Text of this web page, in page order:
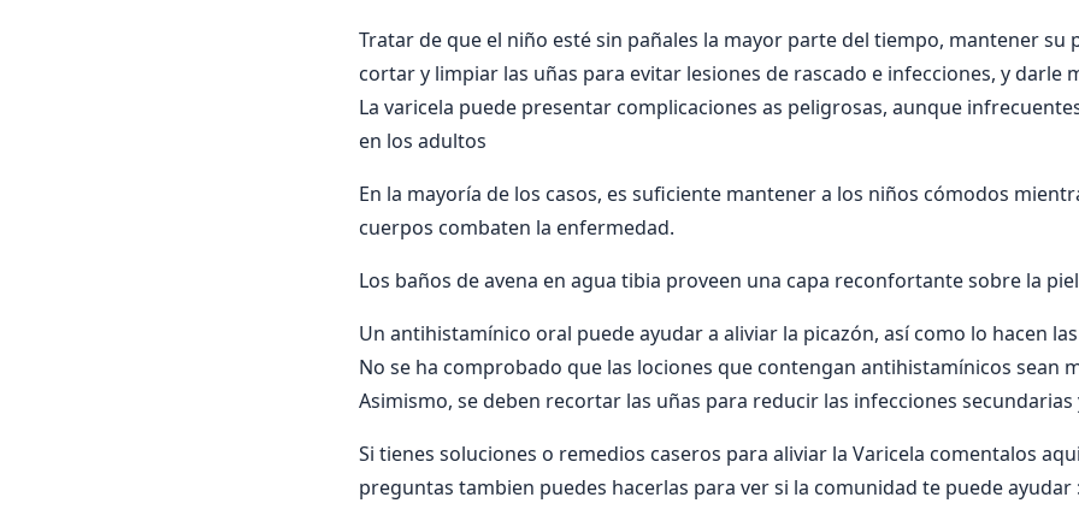
Tratar de que el niño esté sin pañales la mayor parte del tiempo, mantener su
cortar y limpiar las uñas para evitar lesiones de rascado e infecciones, y darle
La varicela puede presentar complicaciones as peligrosas, aunque
en los adultos
En la mayoría de los casos, es suficiente mantener a los niños cómodos
cuerpos combaten la enfermedad.
Los baños de avena en agua tibia proveen una capa reconfortante sobre la
Un antihistamínico oral puede ayudar a aliviar la picazón, así como lo hacen
No se ha comprobado que las lociones que contengan antihistamínicos sean
Asimismo, se deben recortar las uñas para reducir las infecciones secundarias
Si tienes soluciones o remedios caseros para aliviar la Varicela comentalos
preguntas tambien puedes hacerlas para ver si la comunidad te puede ayudar